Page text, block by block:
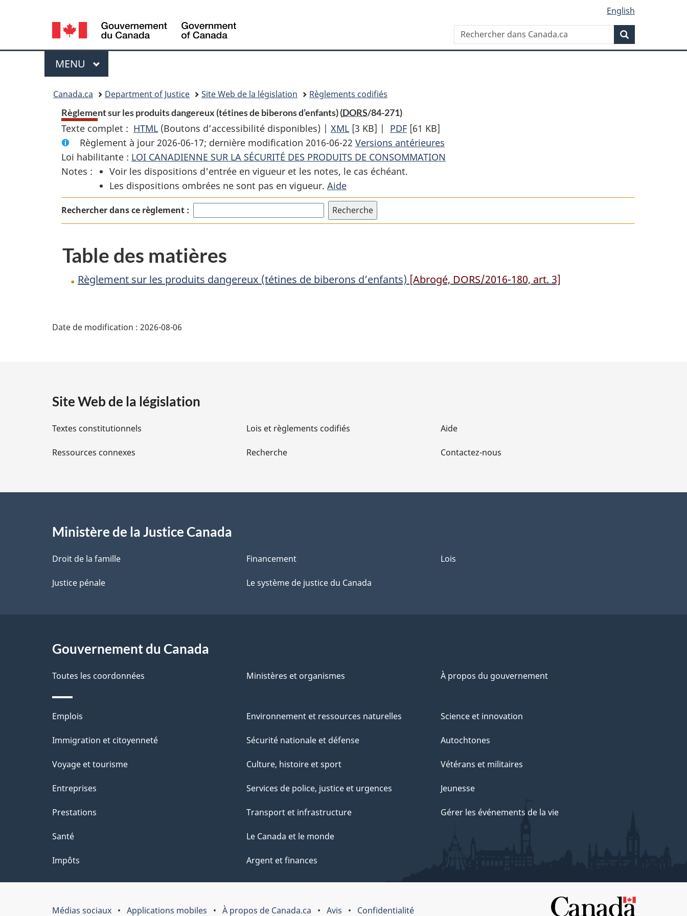
principal
À
site
version
Language
selection
English
Rechercher
dans
Canada.ca
Menu
MENU PRINCIPAL
Canada.ca Department of Justice Site Web de la législation
Règlements codifiés
Règlement sur les produits dangereux (tétines de biberons d’enfants) (DORS/84-271)
Texte complet : HTML Texte
complet
:
Règlement
sur
les
produits
de
d’enfants)
(Boutons d’accessibilité disponibles) | XML Texte
complet
:
Règlement
les
produits
d’enfants)
[3 KB] | PDF Texte
complet
:
Règlement
les
biberons
d’enfants)
[61 KB]
Règlement à jour 2026-06-17; dernière modification 2016-06-22 Versions antérieures
Loi habilitante : LOI CANADIENNE SUR LA SÉCURITÉ DES PRODUITS DE CONSOMMATION
Notes :
Voir les dispositions d'entrée en vigueur et les notes, le cas échéant.
Les dispositions ombrées ne sont pas en vigueur. Aide
Rechercher dans ce règlement :
Table des matières
Règlement sur les produits dangereux (tétines de biberons d’enfants) [Abrogé, DORS/2016-180, art. 3]
i
l
s
l
a
p
e
Date de modification : 2026-08-06
Site Web de la législation
Textes constitutionnels
Ressources connexes
Lois et règlements codifiés
Recherche
Aide
Contactez-nous
Ministère de la Justice Canada
Droit de la famille
Justice pénale
Financement
Le système de justice du Canada
Lois
Gouvernement du Canada
Toutes les coordonnées Ministères et organismes À propos du gouvernement
Thèmes
et
Emplois
Immigration et citoyenneté
Voyage et tourisme
Entreprises
Prestations
Santé
Impôts
Environnement et ressources naturelles
Sécurité nationale et défense
Culture, histoire et sport
Services de police, justice et urgences
Transport et infrastructure
Le Canada et le monde
Argent et finances
Science et innovation
Autochtones
Vétérans et militaires
Jeunesse
Gérer les événements de la vie
Médias sociaux Applications mobiles À propos de Canada.ca Avis Confidentialité